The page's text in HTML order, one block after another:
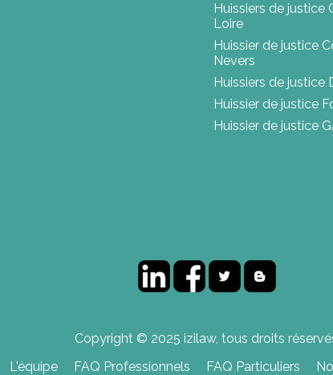
Huissiers de justice
Loire
Huissier de justice
Nevers
Huissiers de justice
Huissier de justice
Huissier de justice
Copyright © 2025 izilaw, tous droits
L'équipe FAQ Professionnels FAQ Particuliers